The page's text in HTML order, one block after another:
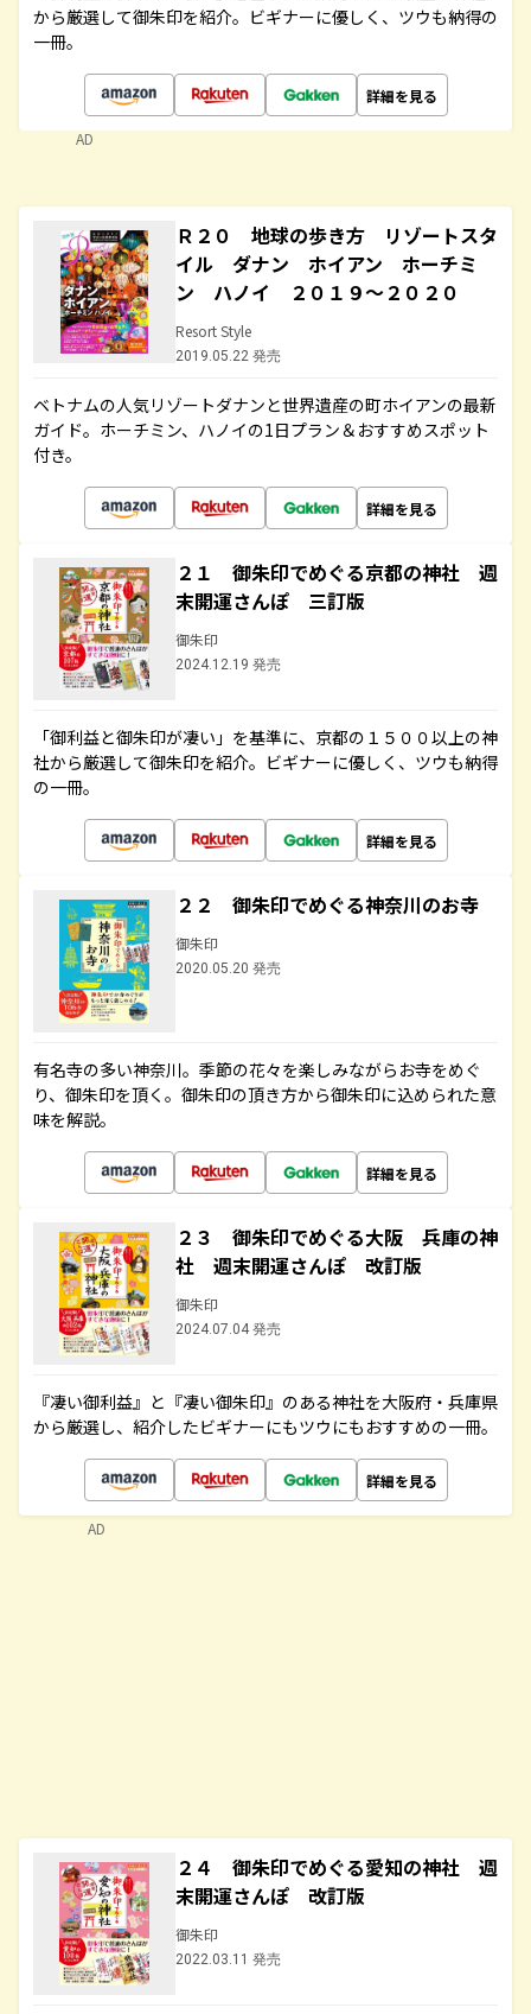
から厳選して御朱印を紹介。ビギナーに優しく、ツウも納得の
一冊。
詳細を見る
AD
Ｒ２０ 地球の歩き方 リゾートスタ
イル ダナン ホイアン ホーチミ
ン ハノイ ２０１９～２０２０
Resort Style
2019.05.22 発売
ベトナムの人気リゾートダナンと世界遺産の町ホイアンの最新
ガイド。ホーチミン、ハノイの1日プラン＆おすすめスポット
付き。
詳細を見る
２１ 御朱印でめぐる京都の神社 週
末開運さんぽ 三訂版
御朱印
2024.12.19 発売
「御利益と御朱印が凄い」を基準に、京都の１５００以上の神
社から厳選して御朱印を紹介。ビギナーに優しく、ツウも納得
の一冊。
詳細を見る
２２ 御朱印でめぐる神奈川のお寺
御朱印
2020.05.20 発売
有名寺の多い神奈川。季節の花々を楽しみながらお寺をめぐ
り、御朱印を頂く。御朱印の頂き方から御朱印に込められた意
味を解説。
詳細を見る
２３ 御朱印でめぐる大阪 兵庫の神
社 週末開運さんぽ 改訂版
御朱印
2024.07.04 発売
『凄い御利益』と『凄い御朱印』のある神社を大阪府・兵庫県
から厳選し、紹介したビギナーにもツウにもおすすめの一冊。
詳細を見る
２４ 御朱印でめぐる愛知の神社 週
末開運さんぽ 改訂版
御朱印
2022.03.11 発売
AD